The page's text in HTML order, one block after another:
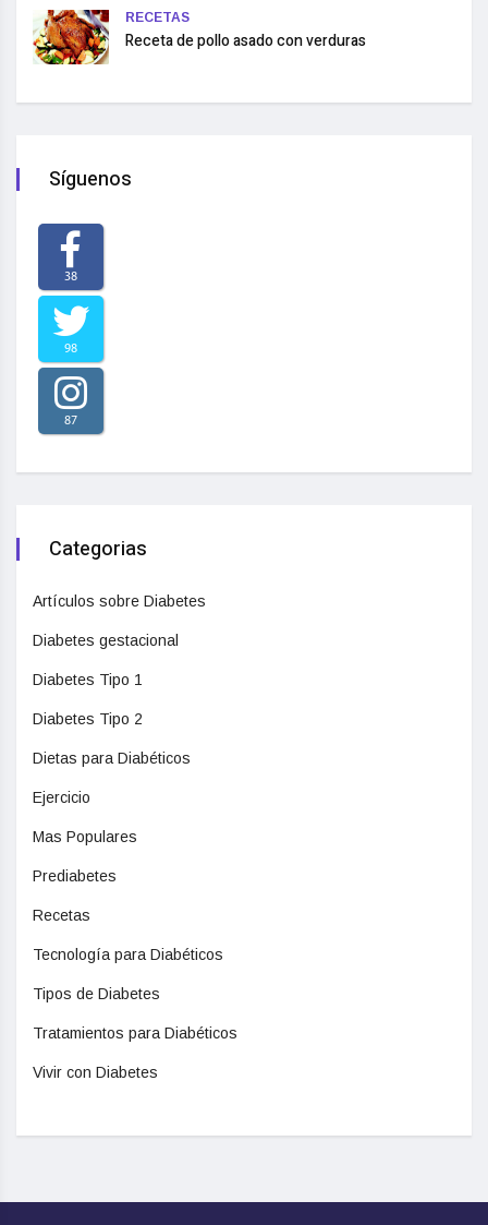
RECETAS
Receta de pollo asado con verduras
Síguenos
38
98
87
Categorias
Artículos sobre Diabetes
Diabetes gestacional
Diabetes Tipo 1
Diabetes Tipo 2
Dietas para Diabéticos
Ejercicio
Mas Populares
Prediabetes
Recetas
Tecnología para Diabéticos
Tipos de Diabetes
Tratamientos para Diabéticos
Vivir con Diabetes